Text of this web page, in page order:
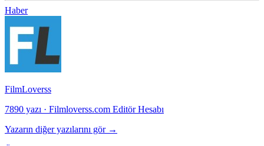
Haber
FilmLoverss
7890 yazı · Filmloverss.com Editör Hesabı
Yazarın diğer yazılarını gör →